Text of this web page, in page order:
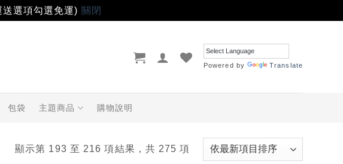
選項勾選免運) 關閉
Powered by Translate
包袋 主題商品 購物說明
顯示第 193 至 216 項結果，共 275 項